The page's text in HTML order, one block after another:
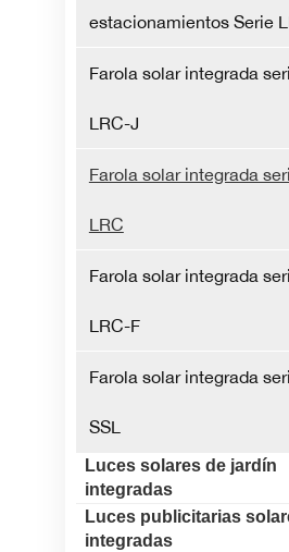
estacionamientos Serie
Farola solar integrada
LRC-J
Farola solar integrada
LRC
Farola solar integrada
LRC-F
Farola solar integrada
SSL
Luces solares de jardín
integradas
Luces publicitarias
integradas